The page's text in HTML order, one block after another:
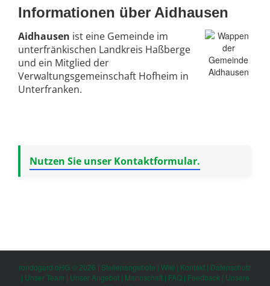
Informationen über Aidhausen
Aidhausen ist eine Gemeinde im
unterfränkischen Landkreis Haßberge
und ein Mitglied der
Verwaltungsgemeinschaft Hofheim in
Unterfranken.
Nutzen Sie unser Kontaktformular.
rondogard oHG © 2026 | Stellenangebote | Wiki | Kontakt | Datenschutz
| Unser Team | Unser Angebot| Mannschaft| FAQ| Feedback | Unsere